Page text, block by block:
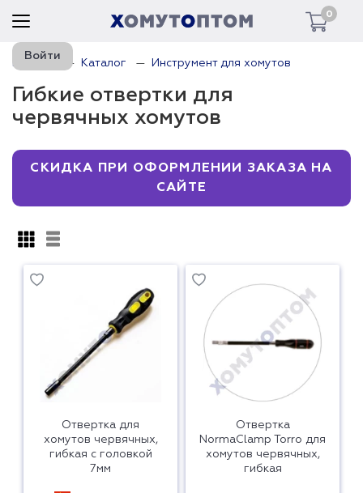
0
Войти
Главная Каталог Инструмент для хомутов
Гибкие отвертки для
червячных хомутов
СКИДКА ПРИ ОФОРМЛЕНИИ ЗАКАЗА НА
САЙТЕ
Отвертка для
хомутов червячных,
гибкая с головкой
7мм
Отвертка
NormaClamp Torro для
хомутов червячных,
гибкая